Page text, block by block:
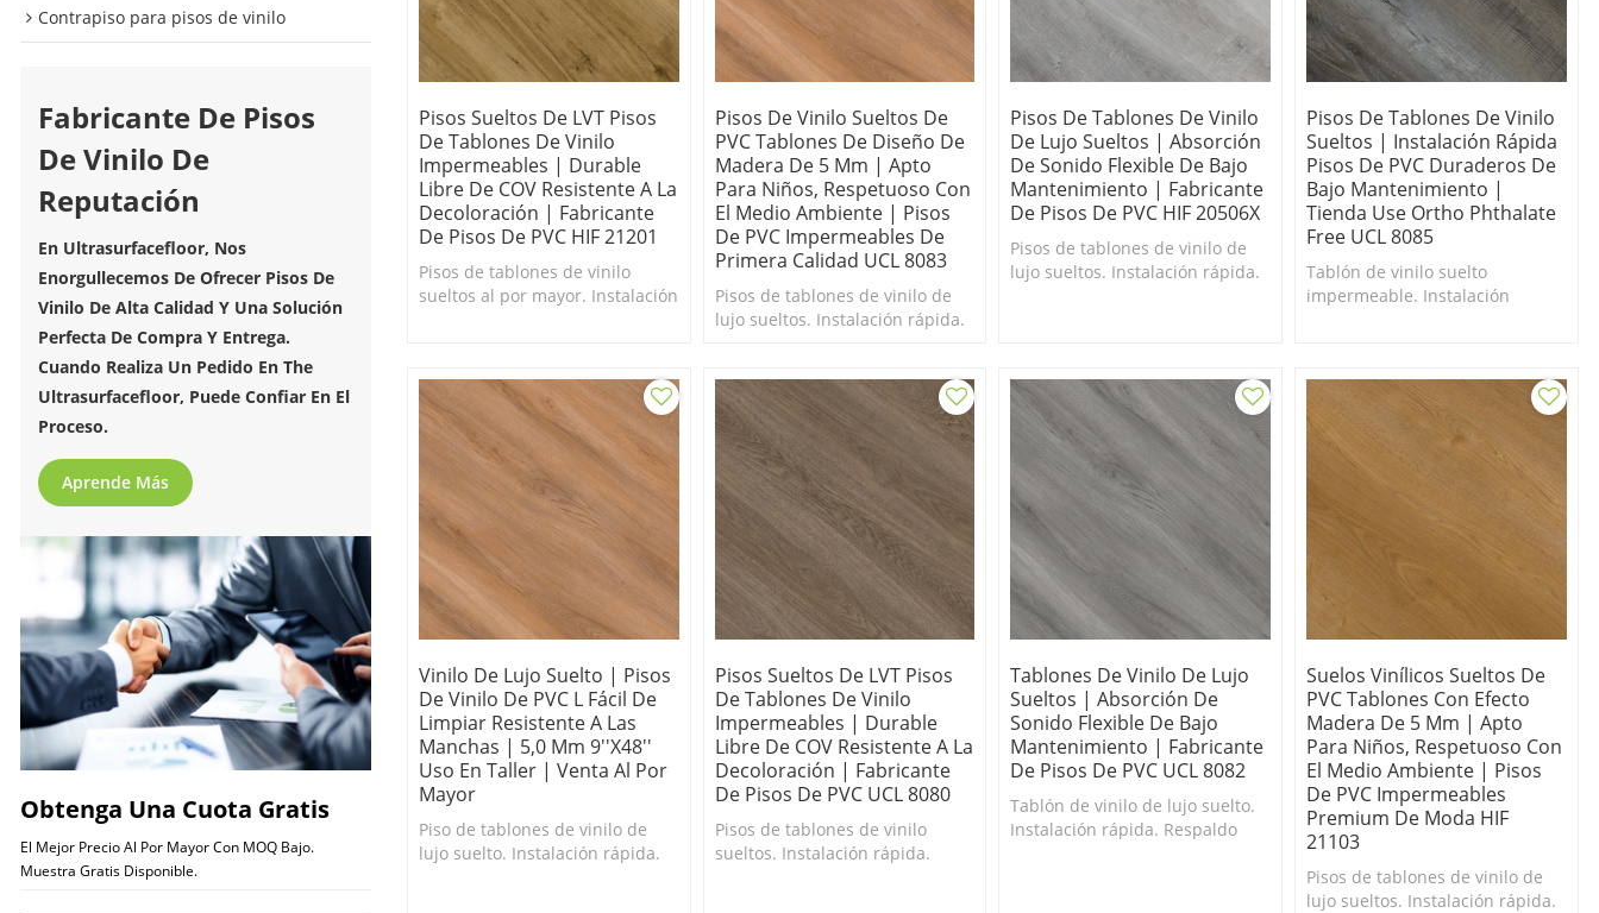
Contrapiso para pisos de vinilo
Fabricante De Pisos
De Vinilo De
Reputación
En Ultrasurfacefloor, Nos
Enorgullecemos De Ofrecer Pisos De
Vinilo De Alta Calidad Y Una Solución
Perfecta De Compra Y Entrega.
Cuando Realiza Un Pedido En The
Ultrasurfacefloor, Puede Confiar En El
Proceso.
Aprende Más
Obtenga Una Cuota Gratis
El Mejor Precio Al Por Mayor Con MOQ Bajo.
Muestra Gratis Disponible.
Pisos Sueltos De LVT Pisos
De Tablones De Vinilo
Impermeables | Durable
Libre De COV Resistente A La
Decoloración | Fabricante
De Pisos De PVC HIF 21201
Pisos de tablones de vinilo
sueltos al por mayor. Instalación
Pisos De Vinilo Sueltos De
PVC Tablones De Diseño De
Madera De 5 Mm | Apto
Para Niños, Respetuoso Con
El Medio Ambiente | Pisos
De PVC Impermeables De
Primera Calidad UCL 8083
Pisos de tablones de vinilo de
lujo sueltos. Instalación rápida.
muevan una vez colocados.
Pisos De Tablones De Vinilo
De Lujo Sueltos | Absorción
De Sonido Flexible De Bajo
Mantenimiento | Fabricante
De Pisos De PVC HIF 20506X
Pisos de tablones de vinilo de
lujo sueltos. Instalación rápida.
Pisos De Tablones De Vinilo
Sueltos | Instalación Rápida
Pisos De PVC Duraderos De
Bajo Mantenimiento |
Tienda Use Ortho Phthalate
Free UCL 8085
Tablón de vinilo suelto
impermeable. Instalación
Vinilo De Lujo Suelto | Pisos
De Vinilo De PVC L Fácil De
Limpiar Resistente A Las
Manchas | 5,0 Mm 9''x48''
Uso En Taller | Venta Al Por
Mayor
Piso de tablones de vinilo de
lujo suelto. Instalación rápida.
Pisos Sueltos De LVT Pisos
De Tablones De Vinilo
Impermeables | Durable
Libre De COV Resistente A La
Decoloración | Fabricante
De Pisos De PVC UCL 8080
Pisos de tablones de vinilo
sueltos. Instalación rápida.
Tablones De Vinilo De Lujo
Sueltos | Absorción De
Sonido Flexible De Bajo
Mantenimiento | Fabricante
De Pisos De PVC UCL 8082
Tablón de vinilo de lujo suelto.
Instalación rápida. Respaldo
Suelos Vinílicos Sueltos De
PVC Tablones Con Efecto
Madera De 5 Mm | Apto
Para Niños, Respetuoso Con
El Medio Ambiente | Pisos
De PVC Impermeables
Premium De Moda HIF
21103
Pisos de tablones de vinilo de
lujo sueltos. Instalación rápida.